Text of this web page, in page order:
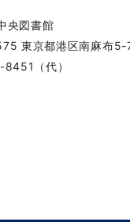
央図書館
東京都港区南麻布5-
（代）